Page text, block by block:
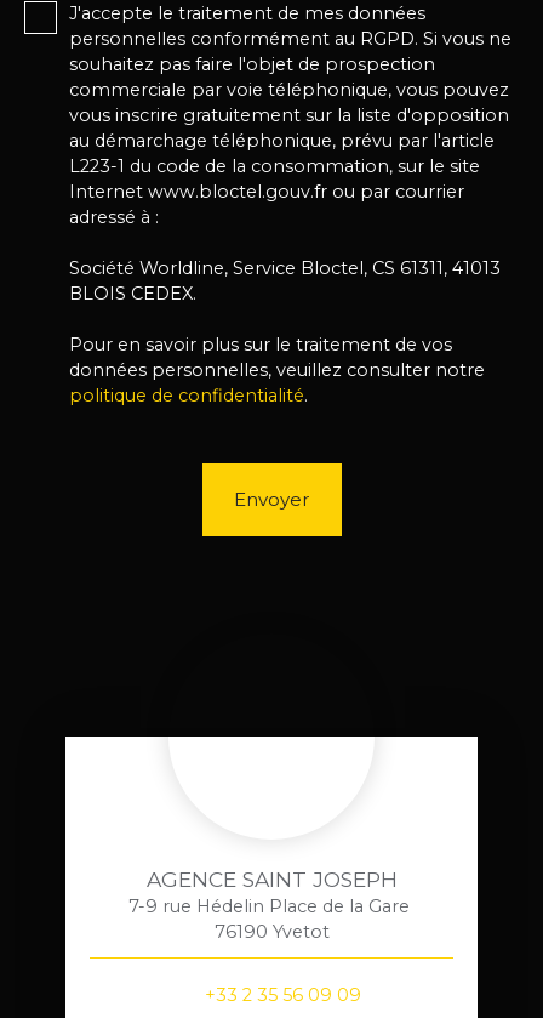
J'accepte le traitement de mes données
personnelles conformément au RGPD. Si vous ne
souhaitez pas faire l'objet de prospection
commerciale par voie téléphonique, vous pouvez
vous inscrire gratuitement sur la liste d'opposition
au démarchage téléphonique, prévu par l'article
L223-1 du code de la consommation, sur le site
Internet www.bloctel.gouv.fr ou par courrier
adressé à :
Société Worldline, Service Bloctel, CS 61311, 41013
BLOIS CEDEX.
Pour en savoir plus sur le traitement de vos
données personnelles, veuillez consulter notre
politique de confidentialité.
Envoyer
AGENCE SAINT JOSEPH
7-9 rue Hédelin Place de la Gare
76190 Yvetot
+33 2 35 56 09 09